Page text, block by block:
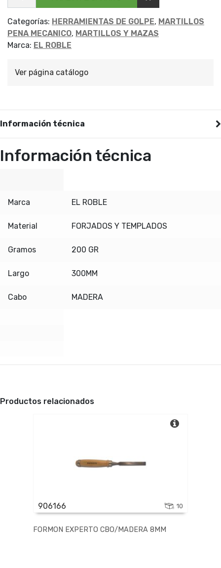
200GR
cantidad
Categorías: HERRAMIENTAS DE GOLPE, MARTILLOS
PENA MECANICO, MARTILLOS Y MAZAS
Marca: EL ROBLE
Ver página catálogo
Información técnica
Información técnica
Marca EL ROBLE
Material FORJADOS Y TEMPLADOS
Gramos 200 GR
Largo 300MM
Cabo MADERA
Productos relacionados
906166 10
FORMON EXPERTO CBO/MADERA 8MM